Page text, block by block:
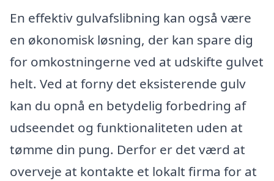
En effektiv gulvafslibning kan også være
en økonomisk løsning, der kan spare dig
for omkostningerne ved at udskifte gulvet
helt. Ved at forny det eksisterende gulv
kan du opnå en betydelig forbedring af
udseendet og funktionaliteten uden at
tømme din pung. Derfor er det værd at
overveje at kontakte et lokalt firma for at